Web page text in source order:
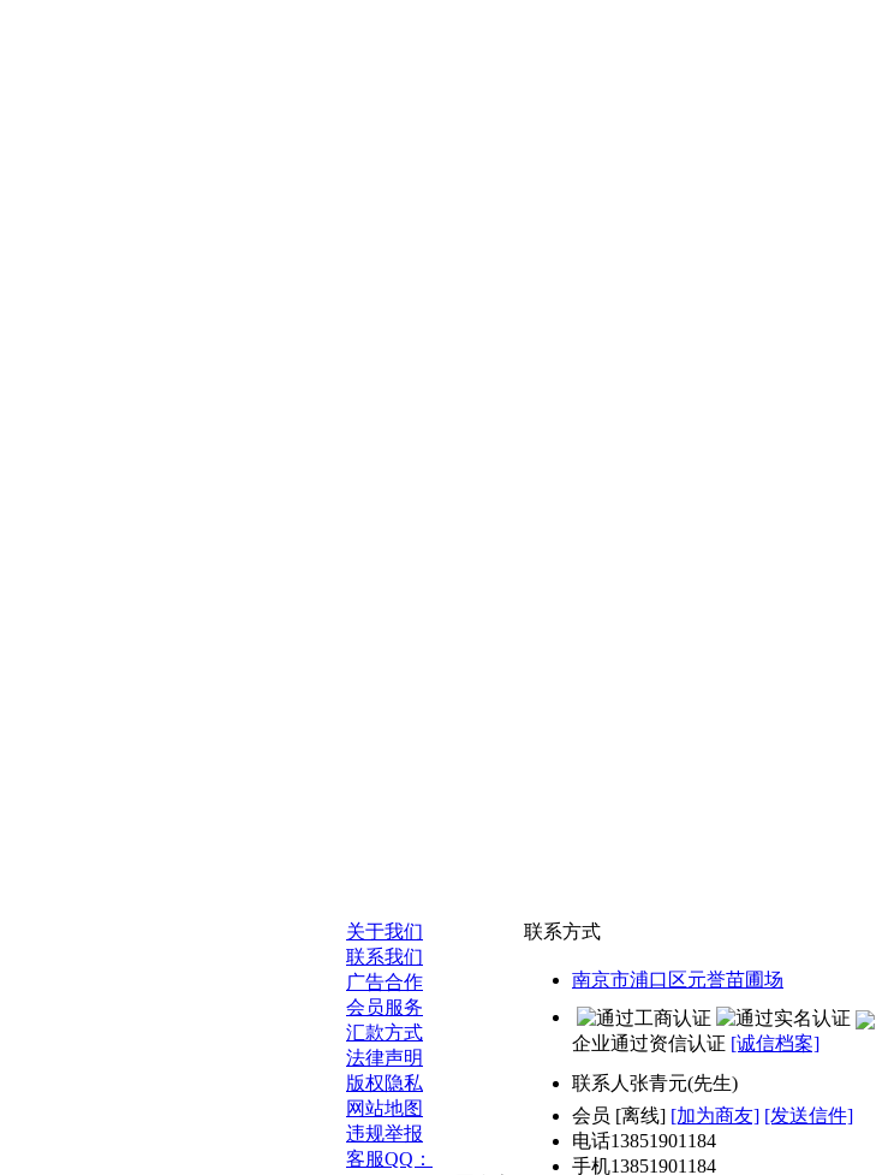
联系方式
南京市浦口区元誉苗圃场
企业通过资信认证 [诚信档案]
联系人 张青元(先生)
会员 [离线] [加为商友] [发送信件]
电话13851901184
手机13851901184
关于我们
联系我们
广告合作
会员服务
汇款方式
法律声明
版权隐私
网站地图
违规举报
客服QQ：